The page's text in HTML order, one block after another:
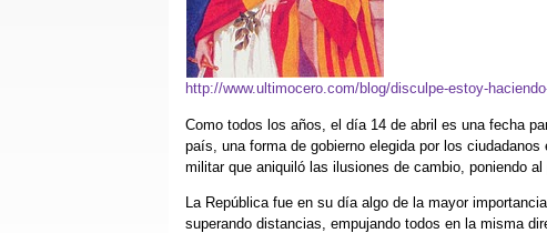
http://www.ultimocero.com/blog/disculpe-estoy-
Como todos los años, el día 14 de abril es una fecha
país, una forma de gobierno elegida por los
militar que aniquiló las ilusiones de cambio, poniendo
La República fue en su día algo de la mayor
superando distancias, empujando todos en la misma